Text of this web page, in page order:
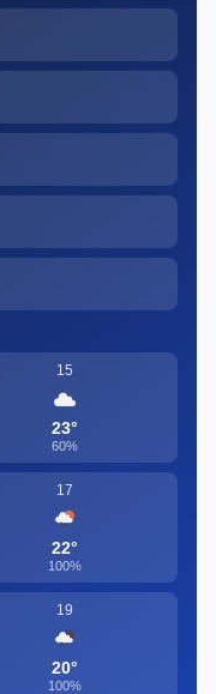
15
23°
60%
17
22°
100%
19
20°
100%